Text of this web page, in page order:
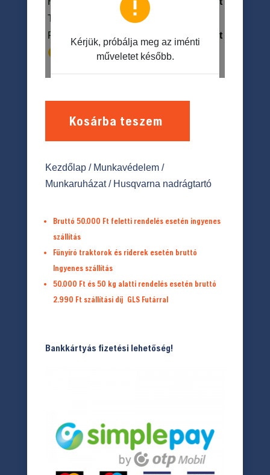
Kosárba teszem
Kezdőlap/ Munkavédelem/
Munkaruházat/ Husqvarna nadrágtartó
Bruttó 50.000 Ft feletti rendelés esetén ingyenes
szállítás
Fűnyíró traktorok és riderek esetén bruttó
Ingyenes szállítás
50.000 Ft és 50 kg alatti rendelés esetén bruttó
2.990 Ft szállítási díj GLS Futárral
Bankkártyás fizetési lehetőség!